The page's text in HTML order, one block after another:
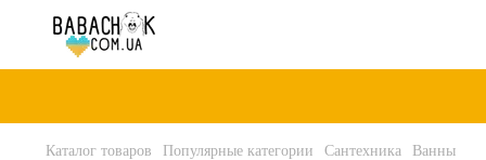
Каталог товаров Популярные категории Сантехника Ванны